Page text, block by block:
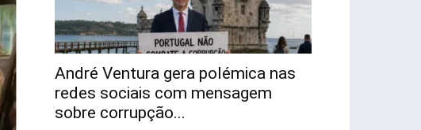
André Ventura gera polémica nas
redes sociais com mensagem
sobre corrupção...